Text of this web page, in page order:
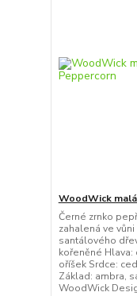
WoodWick
Černé zrnko
zahalená ve
santálového
kořeněné Hlava:
oříšek Srdce:
Základ: ambra,
WoodWick